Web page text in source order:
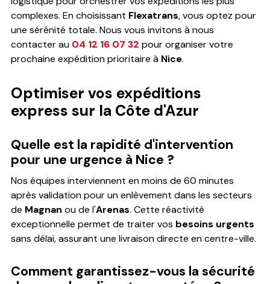
complexes. En choisissant Flexatrans, vous optez pour
une sérénité totale. Nous vous invitons à nous
contacter au 04 12 16 07 32 pour organiser votre
prochaine expédition prioritaire à Nice.
Optimiser vos expéditions
express sur la Côte d'Azur
Quelle est la rapidité d'intervention
pour une urgence à Nice ?
Nos équipes interviennent en moins de 60 minutes
après validation pour un enlèvement dans les secteurs
de Magnan ou de l'Arenas. Cette réactivité
exceptionnelle permet de traiter vos besoins urgents
sans délai, assurant une livraison directe en centre-ville.
Comment garantissez-vous la sécurité